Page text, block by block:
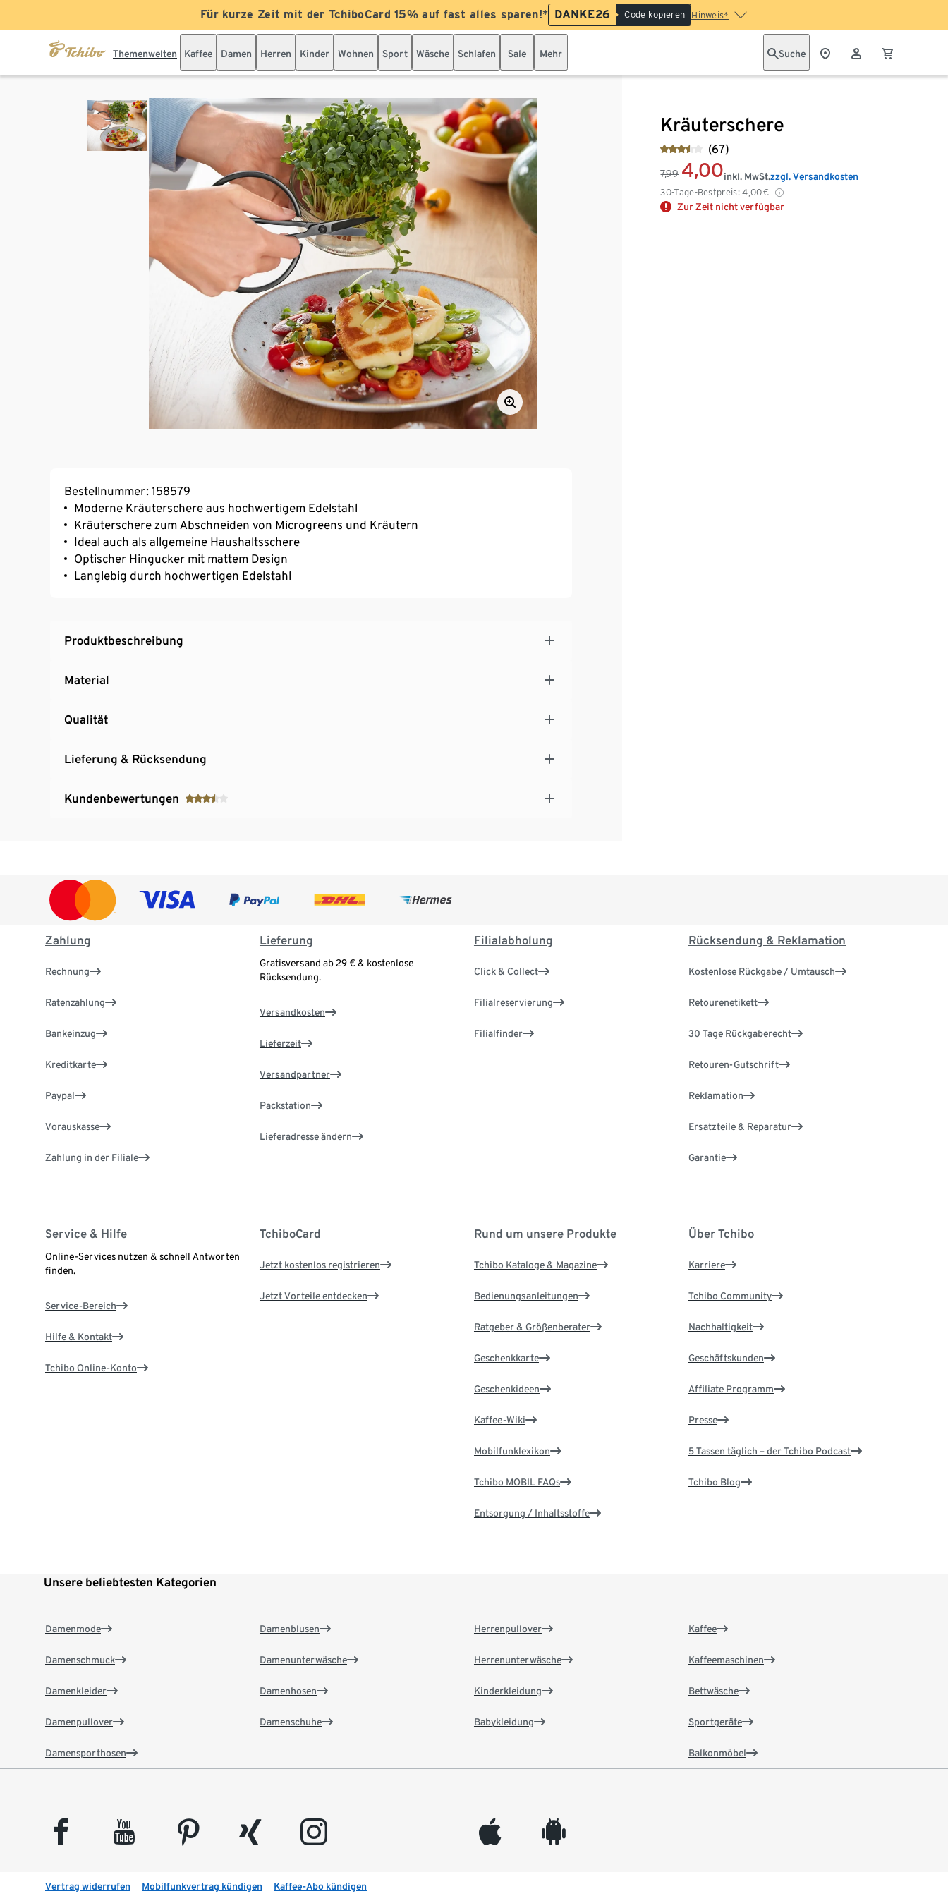
Für kurze Zeit mit der TchiboCard 15% auf fast alles sparen!* DANKE26 Code kopieren Hinweis*
Themenwelten Kaffee Damen Herren Kinder Wohnen Sport Wäsche Schlafen Sale Mehr Suche
Kräuterschere
(67)
7,99 4,00
30-Tage-Bestpreis: 4,00€
inkl. MwSt.zzgl. Versandkosten
Zur Zeit nicht verfügbar
Bestellnummer: 158579
Moderne Kräuterschere aus hochwertigem Edelstahl
Kräuterschere zum Abschneiden von Microgreens und Kräutern
Ideal auch als allgemeine Haushaltsschere
Optischer Hingucker mit mattem Design
Langlebig durch hochwertigen Edelstahl
Produktbeschreibung
Material
Qualität
Lieferung & Rücksendung
Kundenbewertungen
Zahlung
Rechnung
Ratenzahlung
Bankeinzug
Kreditkarte
Paypal
Vorauskasse
Zahlung in der Filiale
Lieferung
Gratisversand ab 29 € & kostenlose
Rücksendung.
Versandkosten
Lieferzeit
Versandpartner
Packstation
Lieferadresse ändern
Filialabholung
Click & Collect
Filialreservierung
Filialfinder
Rücksendung & Reklamation
Kostenlose Rückgabe / Umtausch
Retourenetikett
30 Tage Rückgaberecht
Retouren-Gutschrift
Reklamation
Ersatzteile & Reparatur
Garantie
Service & Hilfe
Online-Services nutzen & schnell Antworten
finden.
Service-Bereich
Hilfe & Kontakt
Tchibo Online-Konto
TchiboCard
Jetzt kostenlos registrieren
Jetzt Vorteile entdecken
Rund um unsere Produkte
Tchibo Kataloge & Magazine
Bedienungsanleitungen
Ratgeber & Größenberater
Geschenkkarte
Geschenkideen
Kaffee-Wiki
Mobilfunklexikon
Tchibo MOBIL FAQs
Entsorgung / Inhaltsstoffe
Über Tchibo
Karriere
Tchibo Community
Nachhaltigkeit
Geschäftskunden
Affiliate Programm
Presse
5 Tassen täglich – der Tchibo Podcast
Tchibo Blog
Unsere beliebtesten Kategorien
Damenmode
Damenschmuck
Damenkleider
Damenpullover
Damensporthosen
Damenblusen
Damenunterwäsche
Damenhosen
Damenschuhe
Herrenpullover
Herrenunterwäsche
Kinderkleidung
Babykleidung
Kaffee
Kaffeemaschinen
Bettwäsche
Sportgeräte
Balkonmöbel
facebook youtube pinterest xing instagram appleinc android
Vertrag widerrufen Mobilfunkvertrag kündigen Kaffee-Abo kündigen